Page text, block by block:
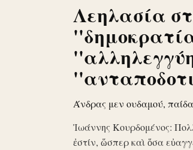
Λεηλασία
Άνδρας μεν ουδαμού,
Ἰωάννης Κουρδομένος:
ἐστίν, ὥσπερ καὶ ὅσα